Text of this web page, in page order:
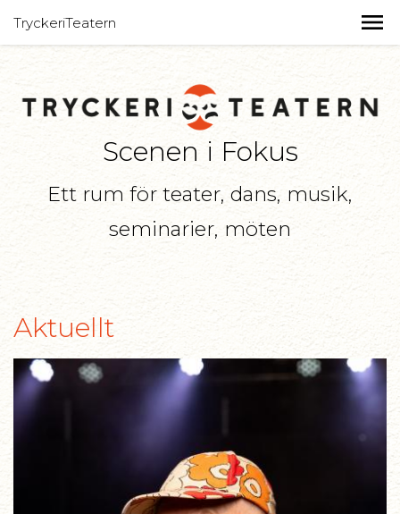
TryckeriTeatern
Scenen i Fokus
Ett rum för teater, dans, musik,
seminarier, möten
Aktuellt